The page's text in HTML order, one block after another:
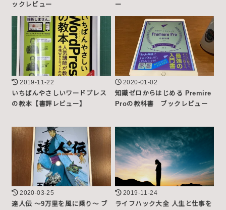
ックレビュー
ー
2019-11-22
いちばんやさしいワードプレス
の教本【書評レビュー】
2020-01-02
知識ゼロからはじめる Premire
Proの教科書 ブックレビュー
2020-03-25
達人伝 ～9万里を風に乗り～ ブ
2019-11-24
ライフハック大全 人生と仕事を